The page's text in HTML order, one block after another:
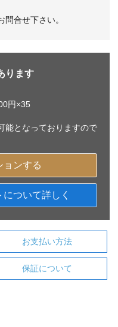
合せ下さい。
ります
円×35
能となっておりますので
ョンする
ついて詳しく
お支払い方法
保証について